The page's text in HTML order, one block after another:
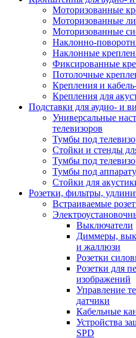
Моторизованные
Моторизованные
Моторизованные
Наклонно-
Наклонные
Фиксированные
Потолочные
Крепления и
Крепления для
Подставки для аудио- и
Универсальные
телевизоров
Тумбы под
Стойки и стенды
Тумбы под
Тумбы под
Стойки для
Розетки, фильтры,
Встраиваемые
Выключатели
Диммеры,
и жаллюзи
Розетки
Розетки для
изображений
Управление
датчики
Кабельные
Устройства
SPD